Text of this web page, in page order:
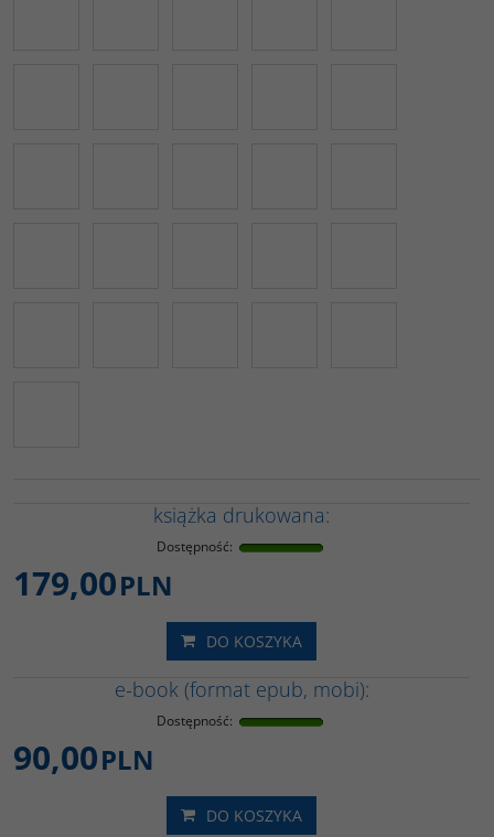
książka drukowana:
Dostępność:
179,00PLN
DO KOSZYKA
e-book (format epub, mobi):
Dostępność:
90,00PLN
DO KOSZYKA